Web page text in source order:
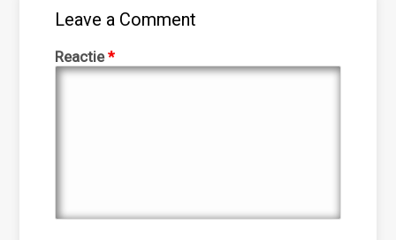
Leave a Comment
Reactie*